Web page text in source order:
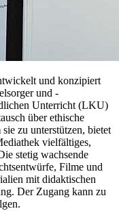
und konzipiert
und -
Unterricht (LKU)
über ethische
zu unterstützen, bietet
vielfältiges,
stetig wachsende
Filme und
mit didaktischen
Der Zugang kann zu